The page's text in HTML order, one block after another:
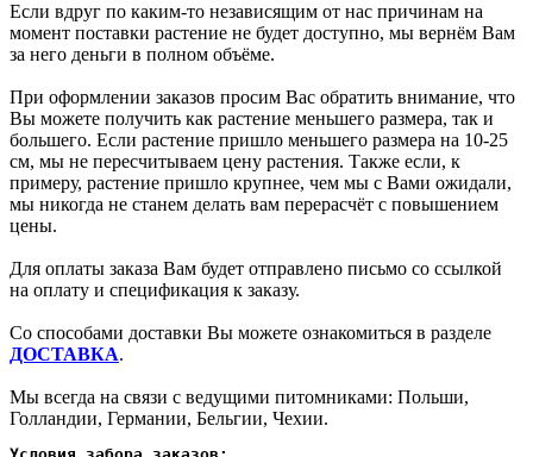
Если вдруг по каким-то независящим от нас причинам на
момент поставки растение не будет доступно, мы вернём Вам
за него деньги в полном объёме.
При оформлении заказов просим Вас обратить внимание, что
Вы можете получить как растение меньшего размера, так и
большего. Если растение пришло меньшего размера на 10-25
см, мы не пересчитываем цену растения. Также если, к
примеру, растение пришло крупнее, чем мы с Вами ожидали,
мы никогда не станем делать вам перерасчёт с повышением
цены.
Для оплаты заказа Вам будет отправлено письмо со ссылкой
на оплату и спецификация к заказу.
Со способами доставки Вы можете ознакомиться в разделе
ДОСТАВКА.
Мы всегда на связи с ведущими питомниками: Польши,
Голландии, Германии, Бельгии, Чехии.